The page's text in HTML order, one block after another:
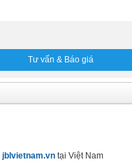
Tư vấn & Báo giá
jblvietnam.vn tại Việt Nam